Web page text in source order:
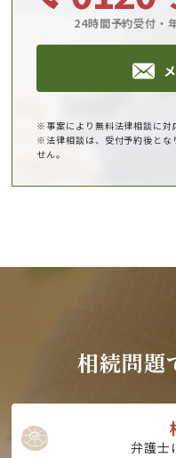
24時間予約受付・
※事案により無料法律相談に対
※法律相談は、受付予約後とな
せん。
相続問題
弁護士